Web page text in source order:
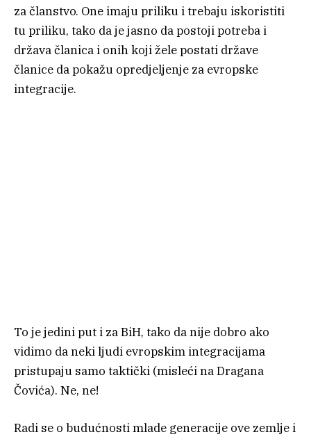
za članstvo. One imaju priliku i trebaju iskoristiti
tu priliku, tako da je jasno da postoji potreba i
država članica i onih koji žele postati države
članice da pokažu opredjeljenje za evropske
integracije.
To je jedini put i za BiH, tako da nije dobro ako
vidimo da neki ljudi evropskim integracijama
pristupaju samo taktički (misleći na Dragana
Čovića). Ne, ne!
Radi se o budućnosti mlade generacije ove zemlje i